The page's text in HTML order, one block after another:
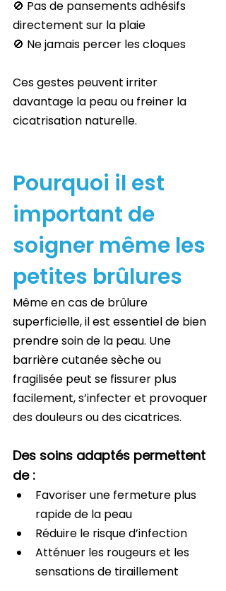
🚫 Pas de pansements adhésifs
directement sur la plaie
🚫 Ne jamais percer les cloques
Ces gestes peuvent irriter
davantage la peau ou freiner la
cicatrisation naturelle.
Pourquoi il est
important de
soigner même les
petites brûlures
Même en cas de brûlure
superficielle, il est essentiel de bien
prendre soin de la peau. Une
barrière cutanée sèche ou
fragilisée peut se fissurer plus
facilement, s’infecter et provoquer
des douleurs ou des cicatrices.
Des soins adaptés permettent
de :
Favoriser une fermeture plus
rapide de la peau
Réduire le risque d’infection
Atténuer les rougeurs et les
sensations de tiraillement